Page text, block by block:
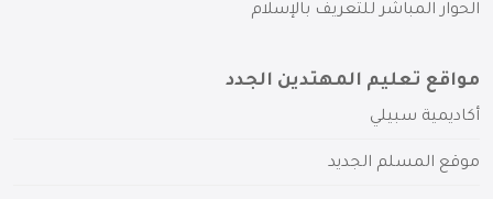
الحوار المباشر للتعريف بالإسلام
مواقع تعليم المهتدين الجدد
أكاديمية سبيلي
موقع المسلم الجديد